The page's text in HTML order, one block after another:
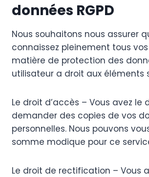
données RGPD
Nous souhaitons nous assurer
connaissez pleinement tous
matière de protection des
utilisateur a droit aux éléments
Le droit d’accès – Vous avez le
demander des copies de vos
personnelles. Nous pouvons
somme modique pour ce
Le droit de rectification – Vous